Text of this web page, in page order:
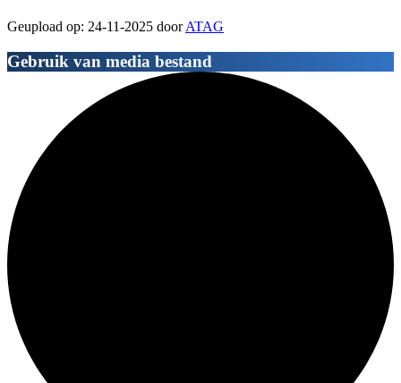
Geupload op: 24-11-2025 doorATAG
Gebruik van media bestand